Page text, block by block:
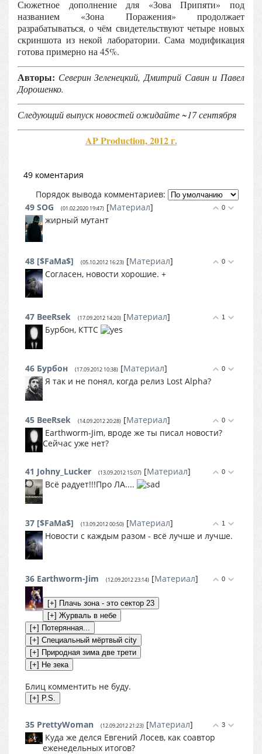
Сюжетное дополнение для «Зова Припяти» под
названием «Зона Поражения» продолжает
разрабатываться, о чём свидетельствуют четыре новых
скриншота из некой лаборатории. Сама модификация
готова примерно на 45%.
Авторы: Северин Зеленецкий, Дмитрий Савин и Павел
Дорошенко.
Следующий выпуск новостей ожидайте ~17 сентября
AP Production, 2012 г.
49 коментария
Порядок вывода комментариев:
0
49 SOG (01.02.2020 19:47) [Материал]
жирный мутант
0
48 [$FaMa$] (05.10.2012 16:23) [Материал]
Согласен, новости хорошие. +
1
47 BeeRsek (17.09.2012 14:20) [Материал]
Бурбон, КТТС
0
46 Бурбон (17.09.2012 10:38) [Материал]
Я так и не понял, когда релиз Lost Alpha?
0
45 BeeRsek (14.09.2012 20:28) [Материал]
Earthworm-Jim, вроде же ты писал новости?
Сейчас уже нет?
0
41 Johny_Lucker (13.09.2012 15:07) [Материал]
Всё радует!!!Про ЛА....
1
37 [$FaMa$] (13.09.2012 00:50) [Материал]
Новости с каждым разом - всё лучше и лучше.
0
36 Earthworm-Jim (12.09.2012 23:14) [Материал]
Блиц комментить не буду.
3
35 PrettyWoman (12.09.2012 21:23) [Материал]
Куда же делся Евгений Лосев, как соавтор
еженедельных итогов?